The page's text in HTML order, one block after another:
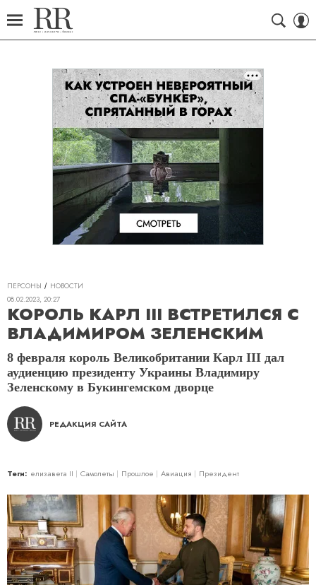
ПЕРСОНЫ
НОВОСТИ
08.02.2023, 20:27
КОРОЛЬ КАРЛ III ВСТРЕТИЛСЯ С
ВЛАДИМИРОМ ЗЕЛЕНСКИМ
8 февраля король Великобритании Карл III дал
аудиенцию президенту Украины Владимиру
Зеленскому в Букингемском дворце
РЕДАКЦИЯ САЙТА
Теги: елизавета II Самолеты Прошлое Авиация Президент